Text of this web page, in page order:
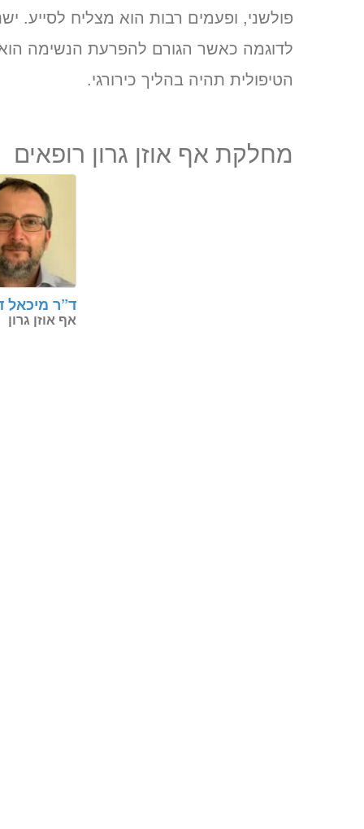
פולשני, ופעמים רבות הוא מצליח לסייע.
לדוגמה כאשר הגורם להפרעת הנשימה
הטיפולית תהיה בהליך כירורגי.
מחלקת אף אוזן גרון רופאים
ד”ר מיכאל
אף אוזן גרון